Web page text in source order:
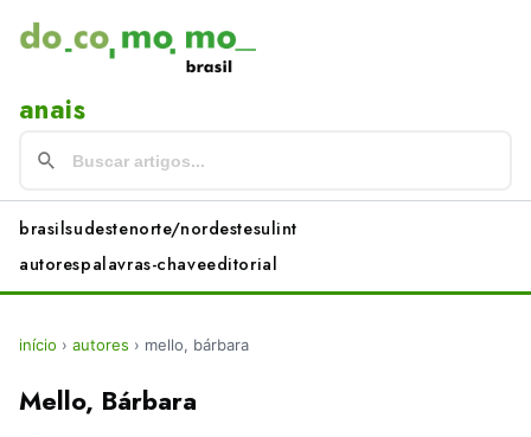
anais
brasilsudestenorte/nordestesulint
autorespalavras-chaveeditorial
início › autores › mello, bárbara
Mello, Bárbara